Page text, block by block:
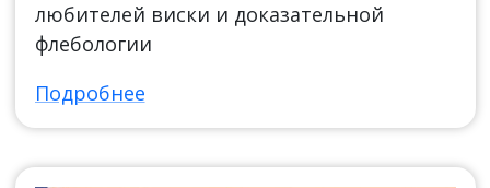
любителей виски и доказательной
флебологии
Подробнее